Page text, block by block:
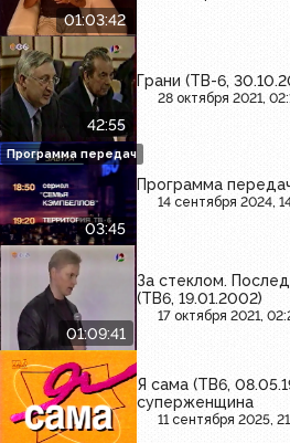
01:03:42
42:55
Грани (ТВ-6,
28 октября 2021,
03:45
Программа
14 сентября 2024,
Программа передач
01:09:41
За стеклом.
(ТВ6, 19.01.2002)
17 октября 2021,
Я сама (ТВ6,
суперженщина
11 сентября 2025,